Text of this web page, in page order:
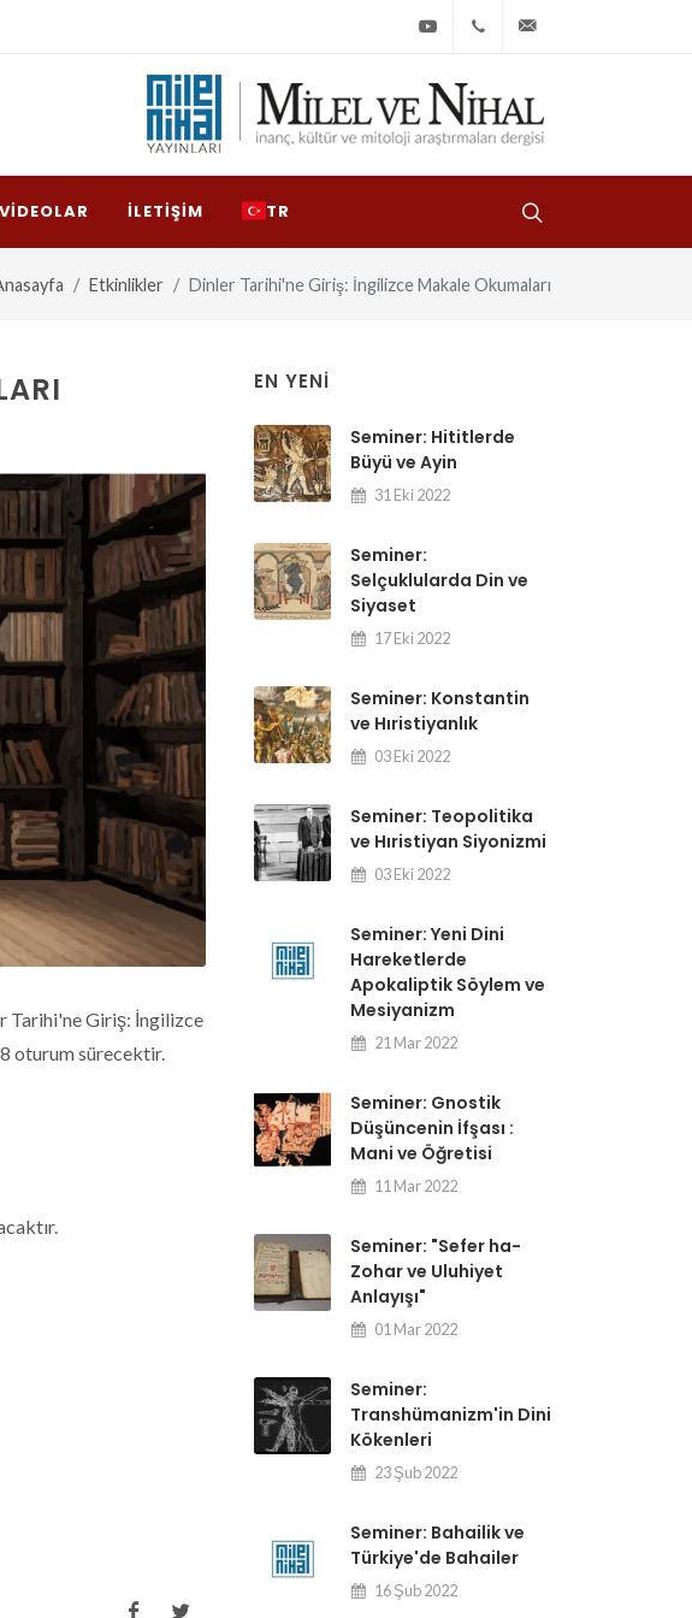
Youtube +90
533
VIDEOLAR İLETIŞIM TR
Etkinlikler Dinler Tarihi'ne Giriş: İngilizce Makale Okumaları
Tarihi'ne Giriş: İngilizce
oturum sürecektir.
EN YENI
Seminer: Hititlerde
Büyü ve Ayin
31 Eki 2022
Seminer:
Selçuklularda Din ve
Siyaset
17 Eki 2022
Seminer: Konstantin
ve Hıristiyanlık
03 Eki 2022
Seminer: Teopolitika
ve Hıristiyan Siyonizmi
03 Eki 2022
Seminer: Yeni Dini
Hareketlerde
Apokaliptik Söylem ve
Mesiyanizm
21 Mar 2022
Seminer: Gnostik
Düşüncenin İfşası :
Mani ve Öğretisi
11 Mar 2022
Seminer: "Sefer ha-
Zohar ve Uluhiyet
Anlayışı"
01 Mar 2022
Seminer:
Transhümanizm'in Dini
Kökenleri
23 Şub 2022
Seminer: Bahailik ve
Türkiye'de Bahailer
16 Şub 2022